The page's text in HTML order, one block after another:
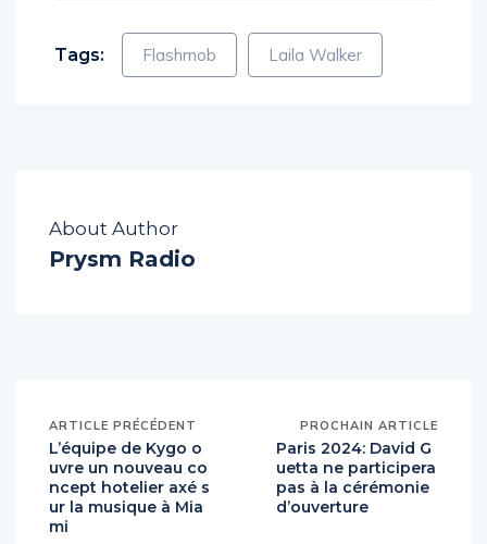
Flashmob Laila Walker
About Author
ARTICLE PRÉCÉDENT
L’équipe de Kygo o
uvre un nouveau co
ncept hotelier axé s
ur la musique à Mia
PROCHAIN ARTICLE
Paris 2024: David G
uetta ne participera
pas à la cérémonie